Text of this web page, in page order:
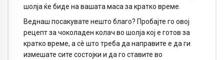
шолја ќе биде на вашата маса за кратко време.
Веднаш посакувате нешто благо? Пробајте го овој
рецепт за чоколаден колач во шолја кој е готов за
кратко време, а сè што треба да направите е да ги
измешате сите состојки и да го ставите во